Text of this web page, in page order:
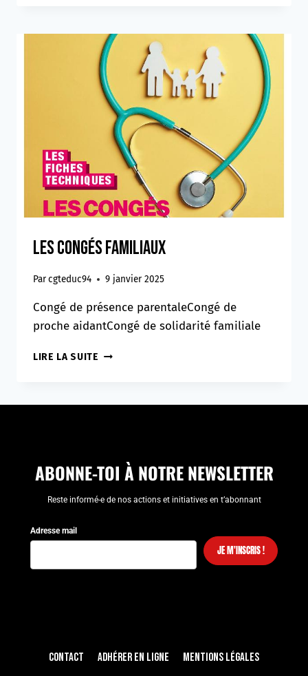
THÉRAPEUTIQUE
Les congés familiaux
Parcgteduc94 9 janvier 2025
Congé de présence parentaleCongé de
proche aidantCongé de solidarité familiale
LIRE LA SUITE LES
ABONNE-TOI À NOTRE NEWSLETTER
Reste informé-e de nos actions et initiatives en t’abonnant
Adresse mail
JE M'INSCRIS !
Contact Adhérer en ligne Mentions légales